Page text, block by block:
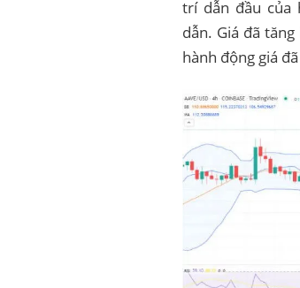
trí dẫn đầu của
dẫn. Giá đã
hành động giá